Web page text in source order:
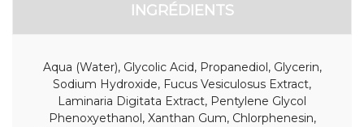
INGRÉDIENTS
Aqua (Water), Glycolic Acid, Propanediol, Glycerin,
Sodium Hydroxide, Fucus Vesiculosus Extract,
Laminaria Digitata Extract, Pentylene Glycol
Phenoxyethanol, Xanthan Gum, Chlorphenesin,